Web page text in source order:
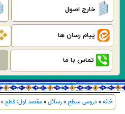
خارج اصول
پیام رسان ها
تماس با ما
خانه» دروس سطح»رسائل»مقصد اول: قطع»